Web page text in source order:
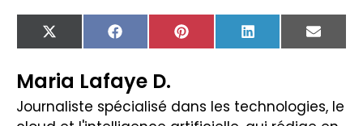
X
(Twitter)
FacebookPinterest LinkedIn Email
Maria Lafaye D.
Journaliste spécialisé dans les technologies, le